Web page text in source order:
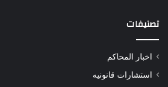
تصنيفات
اخبار المحاكم
استشارات قانونيه